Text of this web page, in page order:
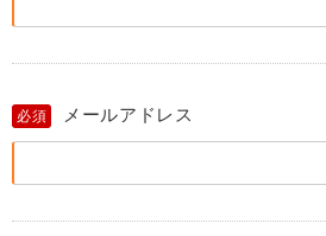
必須 メールアドレス